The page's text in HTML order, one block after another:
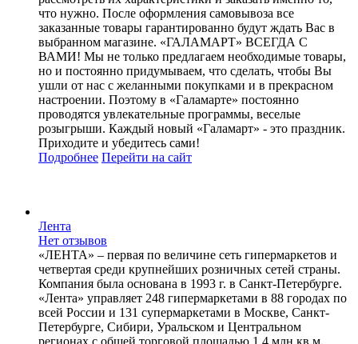
что нужно. После оформления самовывоза все
заказанные товары гарантированно будут ждать Вас в
выбранном магазине. «ГАЛАМАРТ» ВСЕГДА С
ВАМИ! Мы не только предлагаем необходимые товары,
но и постоянно придумываем, что сделать, чтобы Вы
ушли от нас с желанными покупками и в прекрасном
настроении. Поэтому в «Галамарте» постоянно
проводятся увлекательные программы, веселые
розыгрыши. Каждый новый «Галамарт» - это праздник.
Приходите и убедитесь сами!
Подробнее Перейти на сайт
Лента
Нет отзывов
«ЛЕНТА» – первая по величине сеть гипермаркетов и
четвертая среди крупнейших розничных сетей страны.
Компания была основана в 1993 г. в Санкт-Петербурге.
«Лента» управляет 248 гипермаркетами в 88 городах по
всей России и 131 супермаркетами в Москве, Санкт-
Петербурге, Сибири, Уральском и Центральном
регионах с общей торговой площадью 1,4 млн кв.м.